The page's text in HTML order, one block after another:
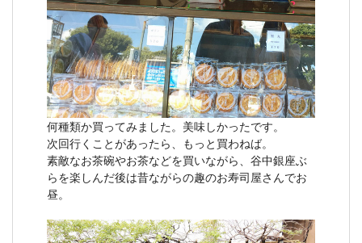
何種類か買ってみました。美味しかったです。
次回行くことがあったら、もっと買わねば。
素敵なお茶碗やお茶などを買いながら、谷中銀座ぶ
らを楽しんだ後は昔ながらの趣のお寿司屋さんでお
昼。